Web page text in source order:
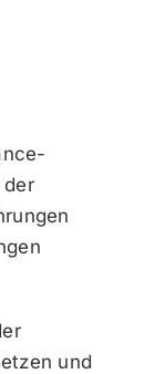
der
und